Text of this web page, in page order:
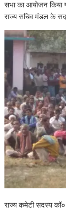
सभा का आयोजन किया
राज्य सचिव मंडल के
राज्य कमेटी सदस्य